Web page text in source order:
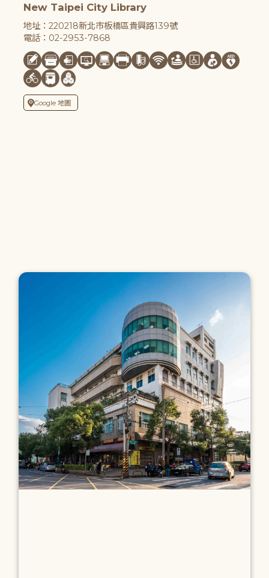
New Taipei City Library
地址：220218新北市板橋區貴興路139號
電話：02-2953-7868
Google 地圖